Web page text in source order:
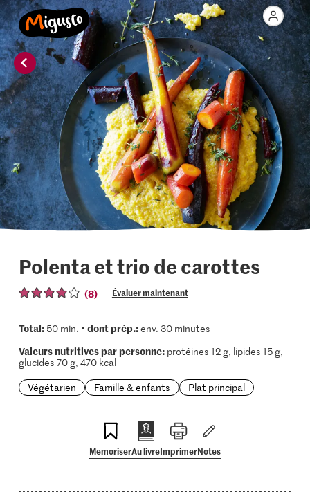
Polenta et trio de carottes
(8) Évaluer maintenant
Total:50 min. • dont prép.:env. 30 minutes
Valeurs nutritives par personne:protéines 12 g, lipides 15 g,
glucides 70 g, 470 kcal
Végétarien
Famille & enfants Plat principal
MemoriserAu livreImprimerNotes